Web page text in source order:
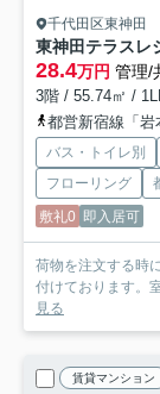
千代田区東神田
28.4万円 管理/
3階 / 55.74㎡ /
都営新宿線「
バス・トイレ別
フローリング
敷礼0 即入居可
荷物を注文する時
付けております。
見る
賃貸マンション